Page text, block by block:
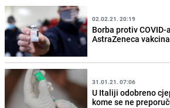
02.02.21. 20:19
Borba protiv COVID-
AstraZeneca
31.01.21. 07:06
U Italiji odobreno
kome se ne